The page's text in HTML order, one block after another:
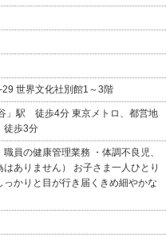
世界文化社別館1～3階
」駅 徒歩4分 東京メトロ、都営地
歩3分
員の健康管理業務 ・体調不良児、
ありません） お子さま一人ひとり
かりと目が行き届くきめ細やかな